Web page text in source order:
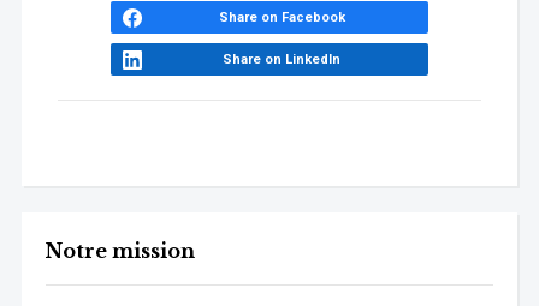
Notre mission
Share on Facebook
Share on LinkedIn